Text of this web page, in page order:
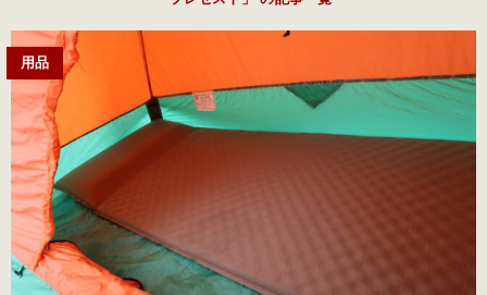
用品